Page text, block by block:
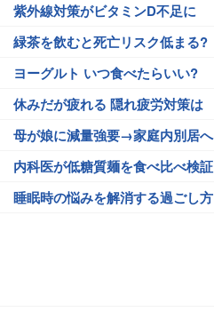
紫外線対策がビタミンD不足に
緑茶を飲むと死亡リスク低まる?
ヨーグルト いつ食べたらいい?
休みだが疲れる 隠れ疲労対策は
母が娘に減量強要→家庭内別居へ
内科医が低糖質麺を食べ比べ検証
睡眠時の悩みを解消する過ごし方